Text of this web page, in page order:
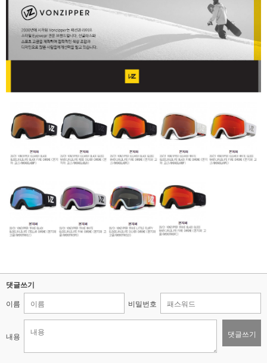
댓글쓰기
이름 비밀번호
내용 댓글쓰기